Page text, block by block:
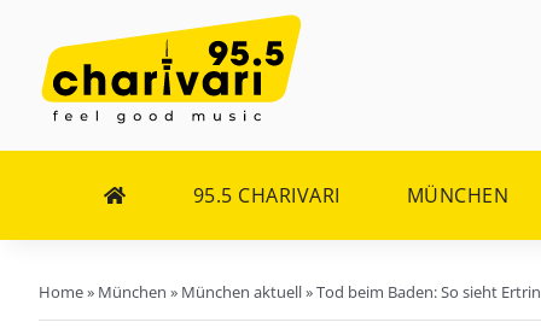
Inhalt
springen
95.5 CHARIVARI MÜNCHEN
Home» München » München aktuell»Tod beim Baden: So sieht